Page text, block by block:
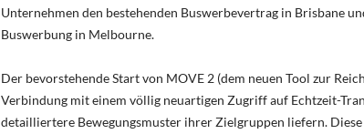
Unternehmen den bestehenden Buswerbevertrag in Brisbane
Buswerbung in Melbourne.
Der bevorstehende Start von MOVE 2 (dem neuen Tool zur
Verbindung mit einem völlig neuartigen Zugriff auf Echtzeit-
detailliertere Bewegungsmuster ihrer Zielgruppen liefern.